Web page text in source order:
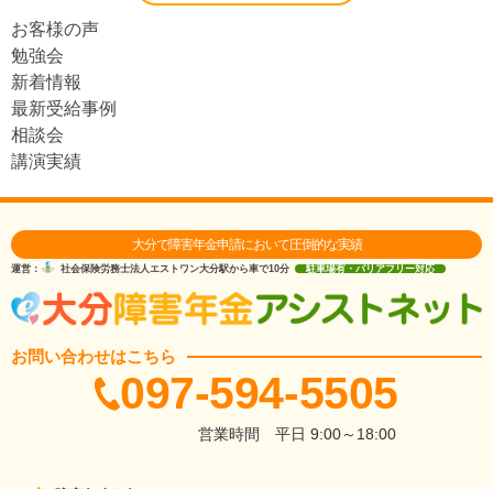
お客様の声
勉強会
新着情報
最新受給事例
相談会
講演実績
大分で障害年金申請において圧倒的な実績
運営： 社会保険労務士法人エストワン大分駅から車で10分 駐車場有・バリアフリー対応
お問い合わせはこちら
097-594-5505
営業時間 平日 9:00～18:00